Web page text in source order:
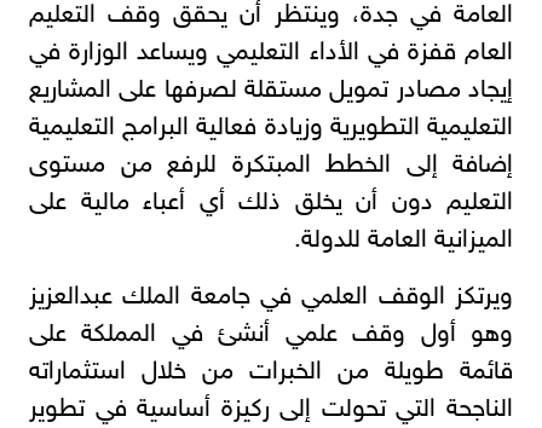
العامة في جدة، وينتظر أن يحقق وقف التعليم
العام قفزة في الأداء التعليمي ويساعد الوزارة في
إيجاد مصادر تمويل مستقلة لصرفها على المشاريع
التعليمية التطويرية وزيادة فعالية البرامج التعليمية
إضافة إلى الخطط المبتكرة للرفع من مستوى
التعليم دون أن يخلق ذلك أي أعباء مالية على
الميزانية العامة للدولة.
ويرتكز الوقف العلمي في جامعة الملك عبدالعزيز
وهو أول وقف علمي أنشئ في المملكة على
قائمة طويلة من الخبرات من خلال استثماراته
الناجحة التي تحولت إلى ركيزة أساسية في تطوير